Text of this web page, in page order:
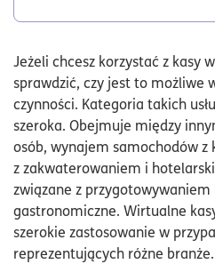
Jeżeli chcesz korzystać z kasy
sprawdzić, czy jest to możliwe
czynności. Kategoria takich
szeroka. Obejmuje między
osób, wynajem samochodów z
z zakwaterowaniem i
związane z
gastronomiczne. Wirtualne
szerokie zastosowanie w
reprezentujących różne branże.